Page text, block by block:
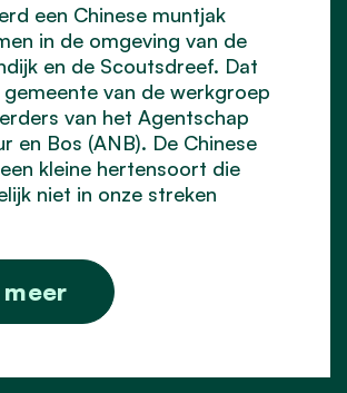
een Chinese muntjak
in de omgeving van de
en de Scoutsdreef. Dat
van de werkgroep
van het Agentschap
en Bos (ANB). De Chinese
kleine hertensoort die
niet in onze streken